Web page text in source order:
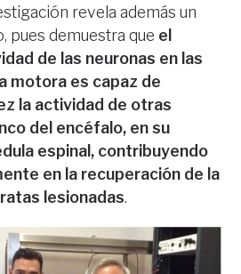
revela además un
pues demuestra que el
de las neuronas en las
motora es capaz de
la actividad de otras
del encéfalo, en su
espinal, contribuyendo
en la recuperación de la
lesionadas.